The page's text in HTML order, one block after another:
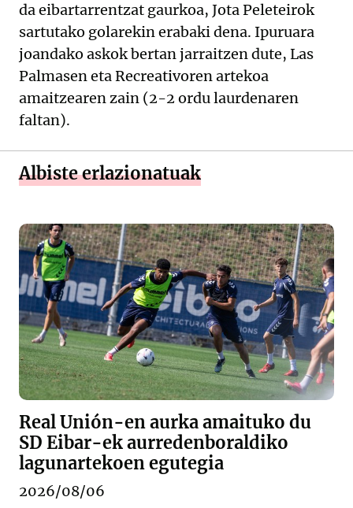
da eibartarrentzat gaurkoa, Jota Peleteirok
sartutako golarekin erabaki dena. Ipuruara
joandako askok bertan jarraitzen dute, Las
Palmasen eta Recreativoren artekoa
amaitzearen zain (2-2 ordu laurdenaren
faltan).
Albiste erlazionatuak
Real Unión-en aurka amaituko du
SD Eibar-ek aurredenboraldiko
lagunartekoen egutegia
2026/08/06